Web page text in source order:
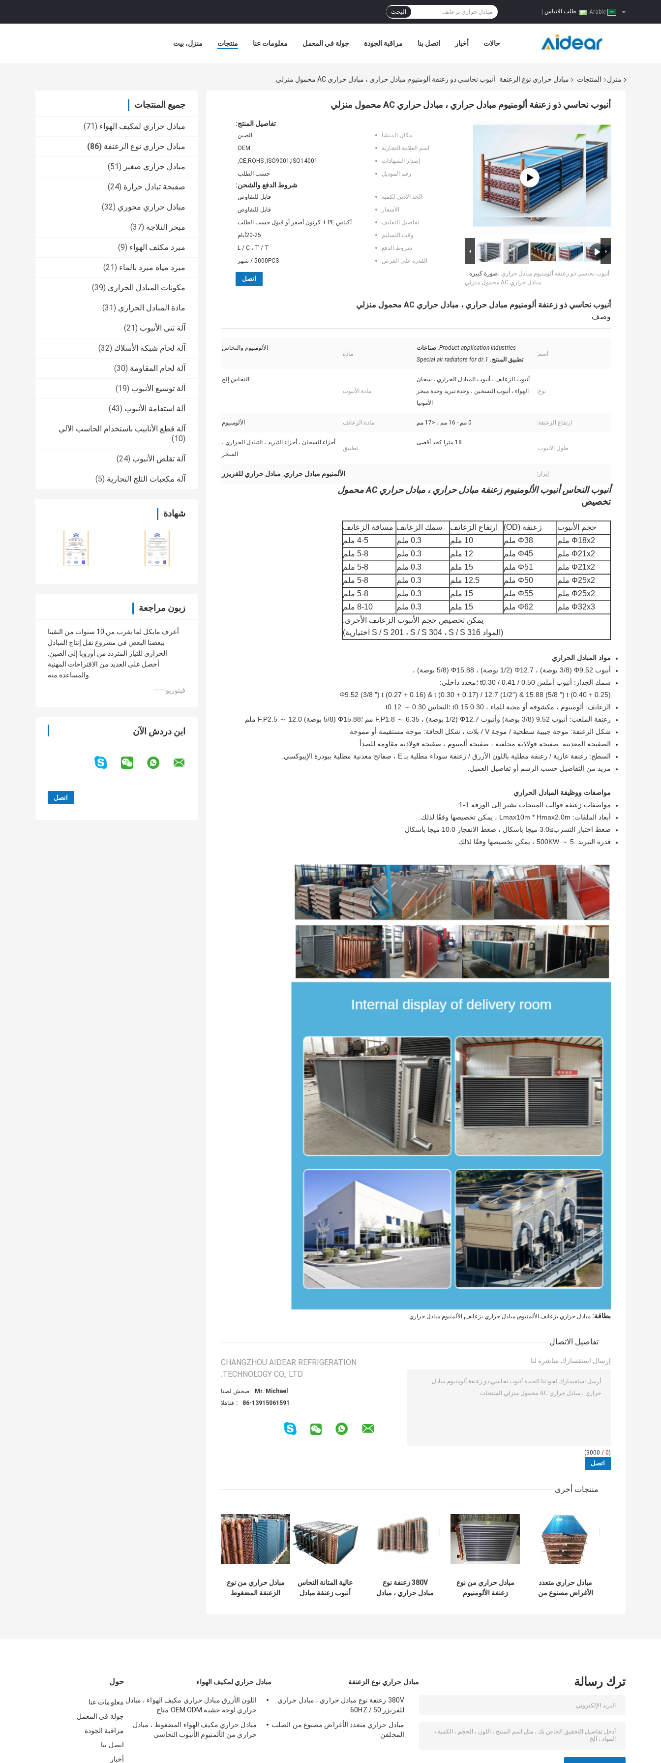
طلب اقتباس البحث
منزل، بيت منتجات معلومات عنا جولة في المعمل مراقبة الجودة اتصل بنا أخبار حالات
منزل المنتجات مبادل حراري نوع الزعنفة أنبوب نحاسي ذو زعنفة ألومنيوم مبادل حراري ، مبادل حراري AC محمول منزلي
جميع المنتجات
مبادل حراري لمكيف الهواء (71)
مبادل حراري نوع الزعنفة (86)
مبادل حراري صغير (51)
صفيحة تبادل حرارة (24)
مبادل حراري محوري (32)
مبخر الثلاجة (37)
مبرد مكثف الهواء (9)
مبرد مياه مبرد بالماء (21)
مكونات المبادل الحراري (39)
مادة المبادل الحراري (31)
آلة ثني الأنبوب (21)
آلة لحام شبكة الأسلاك (32)
آلة لحام المقاومة (30)
آلة توسيع الأنبوب (19)
آلة استقامة الأنبوب (43)
آلة قطع الأنابيب باستخدام الحاسب الآلي
(10)
آلة تقلص الأنبوب (24)
آلة مكعبات الثلج التجارية (5)
شهادة
زبون مراجعة
أعرف مايكل لما يقرب من 10 سنوات من التقينا
ببعضنا البعض في مشروع نقل إنتاج المبادل
الحراري للتيار المتردد من أوروبا إلى الصين.
أحصل على العديد من الاقتراحات المهنية
والمساعدة منه.
—— فيتوريو
ابن دردش الآن
أنبوب نحاسي ذو زعنفة ألومنيوم مبادل حراري ، مبادل حراري AC محمول منزلي
صورة كبيرة :أنبوب نحاسي ذو زعنفة ألومنيوم مبادل حراري ،
مبادل حراري AC محمول منزلي
تفاصيل المنتج:
مكان المنشأ:
الصين
اسم العلامة التجارية:
OEM
إصدار الشهادات:
CE,ROHS ,ISO9001,ISO14001,
رقم الموديل:
حسب الطلب
شروط الدفع والشحن:
الحد الأدنى لكمية:
قابل للتفاوض
الأسعار:
قابل للتفاوض
تفاصيل التغليف:
أكياس PE + كرتون أصفر أو قبول حسب الطلب
وقت التسليم:
20-25أيام
شروط الدفع:
L / C ، T / T
القدرة على العرض:
5000PCS / شهر
اتصل
أنبوب نحاسي ذو زعنفة ألومنيوم مبادل حراري ، مبادل حراري AC محمول منزلي
وصف
اسم:
Product application industries. صناعات
تطبيق المنتج. 1.Special air radiators for dr
مادة:
الألومنيوم والنحاس
نوع:
أنبوب الزعانف ، أنبوب المبادل الحراري ، سخان
الهواء ، أنبوب التسخين ، وحدة تبريد وحدة مبخر
الأمونيا
مادة الأنبوب:
النحاس إلخ
ارتفاع الزعنفة: 0 مم - 16 مم ، <17 مم مادة الزعانف: الألومنيوم
طول الانبوب:
18 مترا كحد أقصى
تطبيق:
أجزاء السخان ، أجزاء التبريد ، التبادل الحراري ،
المبخر
إبراز: الألمنيوم مبادل حراري, مبادل حراري للفريزر
أنبوب النحاس أنبوب الألومنيوم زعنفة مبادل حراري ، مبادل حراري AC محمول
تخصيص
حجم الأنبوب زعنفة (OD) ارتفاع الزعانف سمك الزعانف مسافة الزعانف
Φ18x2 ملم
Φ38 ملم 10 ملم 0.3 ملم
4-5 ملم
Φ21x2 ملم
Φ45 ملم 12 ملم 0.3 ملم
5-8 ملم
Φ21x2 ملم
Φ51 ملم 15 ملم 0.3 ملم
5-8 ملم
Φ25x2 ملم
Φ50 ملم 12.5 ملم 0.3 ملم
5-8 ملم
Φ25x2 ملم
Φ55 ملم 15 ملم 0.3 ملم
5-8 ملم
Φ32x3 ملم
Φ62 ملم 15 ملم 0.3 ملم
8-10 ملم
يمكن تخصيص حجم الأنبوب الزعانف الأخرى.
(المواد S / S 201 ، S / S 304 ، S / S 316 اختيارية)
مواد المبادل الحراري
أنبوب Φ9.52 (3/8 بوصة) ، Φ12.7 (1/2 بوصة) ، Φ15.88 (5/8 بوصة) ،
سمك الجدار: أنبوب أملس t0.30 / 0.41 / 0.50 ؛مخدد داخلي:
Φ9.52 (3/8 ") t (0.27 + 0.16) & t (0.30 + 0.17) / 12.7 (1/2") & 15.88 (5/8 ") t (0.40 + 0.25)
الزعانف: ألومنيوم ، مكشوفة أو محبة للماء ، t0.15 0.30 ؛النحاس t0.12 ～ 0.30
زعنفة الملعب: أنبوب 9.52 (3/8 بوصة) وأنبوب Φ12.7 (1/2 بوصة) ، F.P1.8 ～ 6.35 مم ؛Φ15.88 (5/8 بوصة) F.P2.5 ～ 12.0 ملم
شكل الزعنفة: موجة جيبية سطحية / موجة V / بلات ، شكل الحافة: موجة مستقيمة أو مموجة
الصفيحة المعدنية: صفيحة فولاذية مجلفنة ، صفيحة ألمنيوم ، صفيحة فولاذية مقاومة للصدأ
السطح: زعنفة عارية / زعنفة مطلية باللون الأزرق / زعنفة سوداء مطلية بـ E ، صفائح معدنية مطلية ببودرة الإيبوكسي.
مزيد من التفاصيل حسب الرسم أو تفاصيل العميل.
مواصفات ووظيفة المبادل الحراري
مواصفات زعنفة قوالب المنتجات تشير إلى الورقة 1-1.
أبعاد الملفات: Lmax10m * Hmax2.0m ، يمكن تخصيصها وفقًا لذلك.
ضغط اختبار التسرب≥3.0 ميجا باسكال ، ضغط الانفجار 10.0 ميجا باسكال
قدرة التبريد: 5 ～ 500KW ، يمكن تخصيصها وفقًا لذلك.
بطاقة: مبادل حراري بزعانف الألمنيوم, مبادل حراري بزعانف, الألمنيوم مبادل حراري
تفاصيل الاتصال
CHANGZHOU AIDEAR REFRIGERATION
TECHNOLOGY CO., LTD.
اتصل شخص:
Mr. Michael
الهاتف ::
86-13915061591
إرسال استفسارك مباشرة لنا
(
0
/ 3000)
منتجات أخرى
مبادل حراري متعدد
الأغراض مصنوع من
مبادل حراري من نوع
زعنفة الألومنيوم
380V زعنفة نوع
مبادل حراري ، مبادل
عالية المتانة النحاس
أنبوب زعنفة مبادل
مبادل حراري من نوع
الزعنفة المضغوط
حول
معلومات عنا
جولة في المعمل
مراقبة الجودة
اتصل بنا
أخبار
مبادل حراري لمكيف الهواء
اللون الأزرق مبادل حراري مكيف الهواء ، مبادل
حراري لوحة حشية OEM ODM متاح
مبادل حراري مكيف الهواء المضغوط ، مبادل
حراري من الألمنيوم الأنبوب النحاسي
مبادل حراري نوع الزعنفة
380V زعنفة نوع مبادل حراري ، مبادل حراري
للفريزر 50 / 60HZ
مبادل حراري متعدد الأغراض مصنوع من الصلب
المجلفن
ترك رسالة